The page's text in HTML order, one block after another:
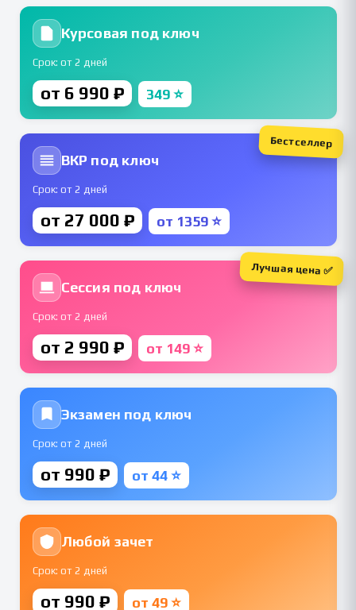
Курсовая под ключ
Срок: от 2 дней
от 6 990 ₽ 349 ⭐
ВКР под ключ
Срок: от 2 дней
от 27 000 ₽ от 1359 ⭐
Бестселлер
Сессия под ключ
Срок: от 2 дней
от 2 990 ₽ от 149 ⭐
Лучшая цена ✅
Экзамен под ключ
Срок: от 2 дней
от 990 ₽ от 44 ⭐
Любой зачет
Срок: от 2 дней
от 990 ₽ от 49 ⭐